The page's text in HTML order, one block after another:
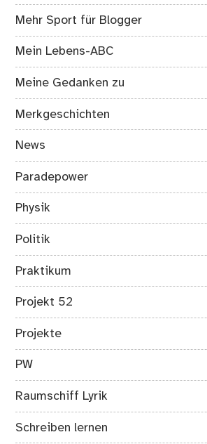
Mehr Sport für Blogger
Mein Lebens-ABC
Meine Gedanken zu
Merkgeschichten
News
Paradepower
Physik
Politik
Praktikum
Projekt 52
Projekte
PW
Raumschiff Lyrik
Schreiben lernen